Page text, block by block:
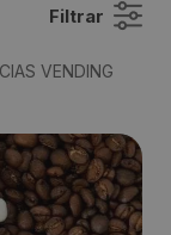
Filtrar
VENDING